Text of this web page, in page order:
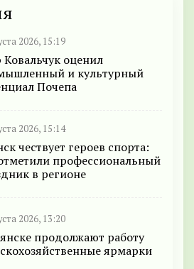
2026, 15:19
Ковальчук оценил
и культурный
Почепа
2026, 15:14
чествует героев спорта:
профессиональный
в регионе
2026, 13:20
продолжают работу
ярмарки